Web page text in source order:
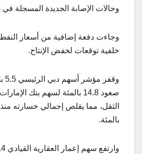
وحالات الإصابة الجديدة المسجلة
وجاءت دفعة إضافية من أسعار
خلفية توقعات لخفض الإنتاج.
صعود 14.8 بالمئة لسهم بنك
بالمئة.